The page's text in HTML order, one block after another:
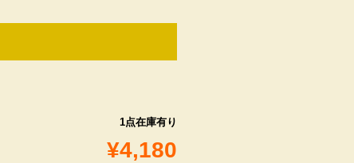
1点在庫有り
¥4,180